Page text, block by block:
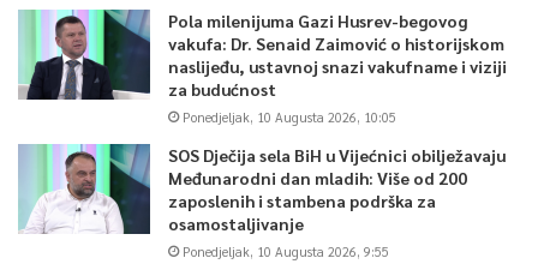
Pola milenijuma Gazi Husrev-begovog
vakufa: Dr. Senaid Zaimović o historijskom
naslijeđu, ustavnoj snazi vakufname i viziji
za budućnost
Ponedjeljak, 10 Augusta 2026, 10:05
SOS Dječija sela BiH u Vijećnici obilježavaju
Međunarodni dan mladih: Više od 200
zaposlenih i stambena podrška za
osamostaljivanje
Ponedjeljak, 10 Augusta 2026, 9:55